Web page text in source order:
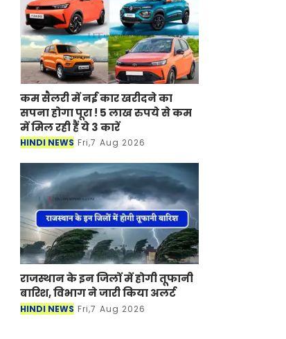
कम सैलरी में नई कार खरीदने का
सपना होगा पूरा ! 5 लाख रुपये से कम
में मिल रही हैं ये 3 कारें
HINDI NEWS Fri,7 Aug 2026
राजस्थान के इन जिलों में होगी तूफानी
बारिश, विभाग ने जारी किया अलर्ट
HINDI NEWS Fri,7 Aug 2026